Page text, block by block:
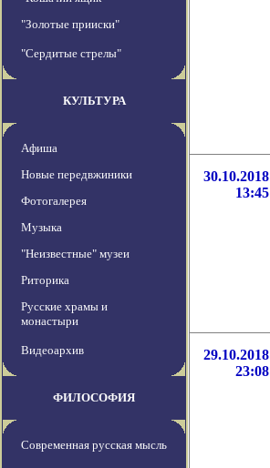
"Золотые прииски"
"Сердитые стрелы"
КУЛЬТУРА
Афиша
Новые передвжиники
Фотогалерея
Музыка
"Неизвестные" музеи
Риторика
Русские храмы и
монастыри
Видеоархив
ФИЛОСОФИЯ
Современная русская мысль
30.10.2018
13:45
29.10.2018
23:08